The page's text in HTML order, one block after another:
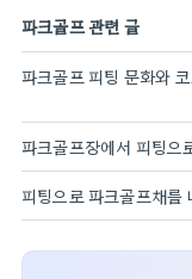
파크골프 관련 글
파크골프장에서 피팅으
피팅으로 파크골프채를